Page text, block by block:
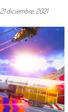
21 diciembre, 2021